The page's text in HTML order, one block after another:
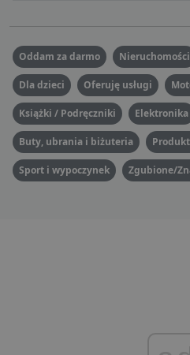
Oddam za darmo Nieruchomości
Dla dzieci Oferuję usługi
Książki / Podręczniki Elektronika
Buty, ubrania i biżuteria
Sport i wypoczynek Zgubione/